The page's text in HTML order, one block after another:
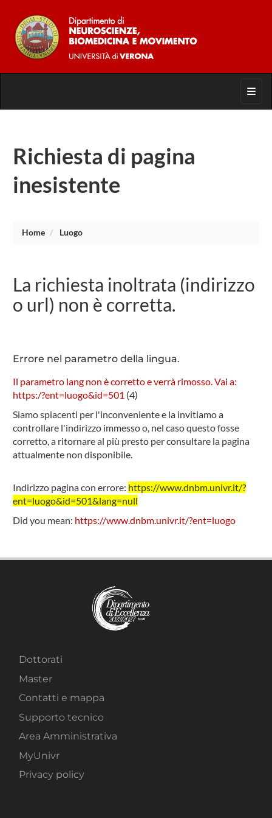
Richiesta di pagina
inesistente
Home Luogo
La richiesta inoltrata (indirizzo
o url) non è corretta.
Errore nel parametro della lingua.
Il parametro lang non è corretto e verrà rimosso. Vai a:
https:/?ent=luogo&id=501 (4)
Siamo spiacenti per l'inconveniente e la invitiamo a
controllare l'indirizzo immesso o, nel caso questo fosse
corretto, a ritornare al più presto per consultare la pagina
attualmente non disponibile.
Indirizzo pagina con errore: https://www.dnbm.univr.it/?
ent=luogo&id=501&lang=null
Did you mean: https://www.dnbm.univr.it/?ent=luogo
Dottorati
Master
Contatti e mappa
Supporto tecnico
Area Amministrativa
MyUnivr
Privacy policy